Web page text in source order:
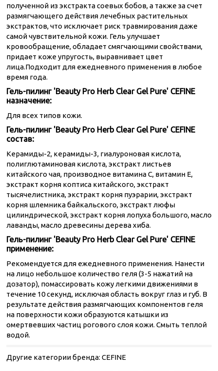
полученной из экстракта соевых бобов, а также за счет
размягчающего действия лечебных растительных
экстрактов, что исключает риск травмирования даже
самой чувствительной кожи. Гель улучшает
кровообращение, обладает смягчающими свойствами,
придает коже упругость, выравнивает цвет
лица.Подходит для ежедневного применения в любое
время года.
Гель-пилинг 'Beauty Pro Herb Clear Gel Pure' CEFINE
назначение:
Для всех типов кожи.
Гель-пилинг 'Beauty Pro Herb Clear Gel Pure' CEFINE
состав:
Керамиды-2, керамиды-3, гиалуроновая кислота,
полиглютаминовая кислота, экстракт листьев
китайского чая, производное витамина С, витамин Е,
экстракт корня коптиса китайского, экстракт
тысячелистника, экстракт корня пуэрарии, экстракт
корня шлемника байкальского, экстракт люфы
цилиндрической, экстракт корня лопуха большого, масло
лаванды, масло древесины дерева хиба.
Гель-пилинг 'Beauty Pro Herb Clear Gel Pure' CEFINE
применение:
Рекомендуется для ежедневного применения. Нанести
на лицо небольшое количество геля (3-5 нажатий на
дозатор), помассировать кожу легкими движениями в
течение 10 секунд, исключая область вокруг глаз и губ. В
результате действия размягчающих компонентов геля
на поверхности кожи образуются катышки из
омертвевших частиц рогового слоя кожи. Смыть теплой
водой.
Другие категории бренда: CEFINE